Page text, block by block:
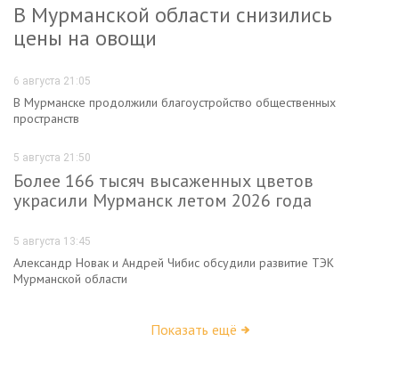
В Мурманской области снизились
цены на овощи
6 августа 21:05
В Мурманске продолжили благоустройство общественных
пространств
5 августа 21:50
Более 166 тысяч высаженных цветов
украсили Мурманск летом 2026 года
5 августа 13:45
Александр Новак и Андрей Чибис обсудили развитие ТЭК
Мурманской области
Показать ещё